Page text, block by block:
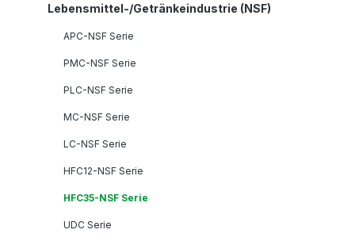
Lebensmittel-/Getränkeindustrie (NSF)
APC-NSF Serie
PMC-NSF Serie
PLC-NSF Serie
MC-NSF Serie
LC-NSF Serie
HFC12-NSF Serie
HFC35-NSF Serie
UDC Serie